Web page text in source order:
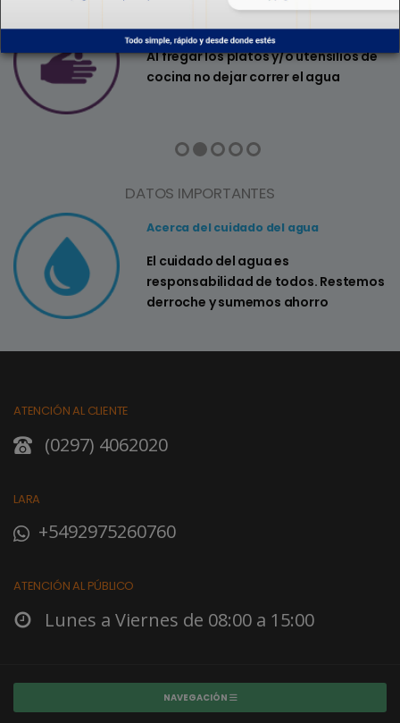
Al fregar los platos y/o utensilios de
cocina no dejar correr el agua
DATOS IMPORTANTES
Acerca del cuidado del agua
El cuidado del agua es
responsabilidad de todos. Restemos
derroche y sumemos ahorro
ATENCIÓN AL CLIENTE
(0297) 4062020
LARA
+5492975260760
ATENCIÓN AL PÚBLICO
Lunes a Viernes de 08:00 a 15:00
NAVEGACIÓN